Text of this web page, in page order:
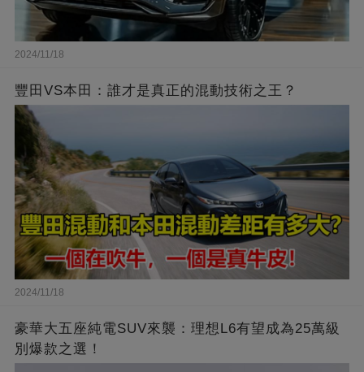
2024/11/18
豐田VS本田：誰才是真正的混動技術之王？
2024/11/18
豪華大五座純電SUV來襲：理想L6有望成為25萬級
別爆款之選！